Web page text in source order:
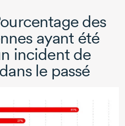
des
ayant été
incident de
le passé